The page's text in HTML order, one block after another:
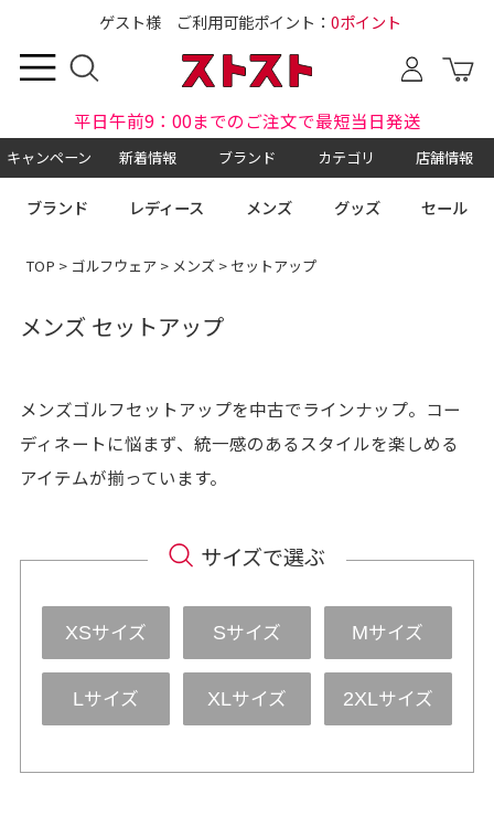
ゲスト様 ご利用可能ポイント： 0ポイント
平日午前9：00までのご注文で最短当日発送
キャンペーン 新着情報 ブランド カテゴリ 店舗情報
ブランド レディース メンズ グッズ セール
TOP > ゴルフウェア > メンズ> セットアップ
メンズ セットアップ
メンズゴルフセットアップを中古でラインナップ。コー
ディネートに悩まず、統一感のあるスタイルを楽しめる
アイテムが揃っています。
サイズで選ぶ
XSサイズ Sサイズ Mサイズ
Lサイズ XLサイズ 2XLサイズ